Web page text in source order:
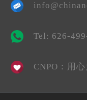
Tel: 626-
CNPO：用